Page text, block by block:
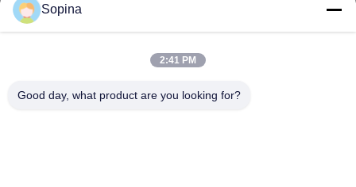
O nosso endereço
NO.61 Zona Industrial Pingxi, cidade de Huashan, distrito de
Sopina
2:41 PM
Good day, what product are you looking for?